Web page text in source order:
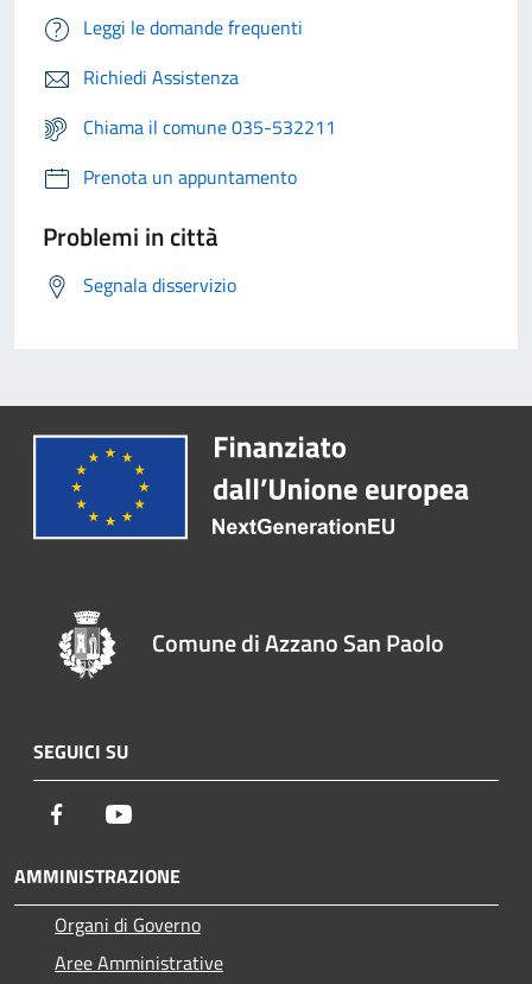
Leggi le domande frequenti
Richiedi Assistenza
Chiama il comune 035-532211
Prenota un appuntamento
Problemi in città
Segnala disservizio
Comune di Azzano San Paolo
SEGUICI SU
Facebook
AMMINISTRAZIONE
Organi di Governo
Aree Amministrative